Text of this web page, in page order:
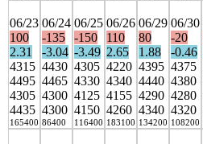
06/23
100
2.31
4315
4495
4305
4435
165400
06/24
-135
-3.04
4430
4465
4300
4300
86400
06/25
-150
-3.49
4305
4330
4125
4150
116400
06/26
110
2.65
4220
4340
4155
4260
183100
06/29
80
1.88
4395
4440
4290
4340
134200
06/30
-20
-0.46
4375
4380
4280
4320
108200